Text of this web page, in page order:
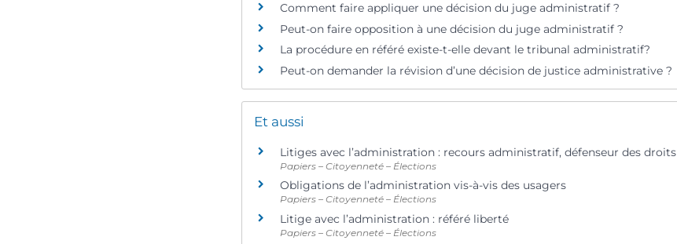
Comment faire appliquer une décision du juge administratif ?
Peut-on faire opposition à une décision du juge administratif ?
La procédure en référé existe-t-elle devant le tribunal administratif?
Peut-on demander la révision d’une décision de justice administrative ?
Et aussi
Litiges avec l’administration : recours administratif, défenseur des droits
Papiers – Citoyenneté – Élections
Obligations de l’administration vis-à-vis des usagers
Papiers – Citoyenneté – Élections
Litige avec l’administration : référé liberté
Papiers – Citoyenneté – Élections